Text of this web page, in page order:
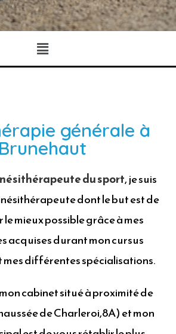
générale à
Brunehaut
du sport, je suis
dont le but est de
mieux possible grâce à mes
acquises durant mon cursus
différentes spécialisations.
cabinet situé à proximité de
de Charleroi,8A) et mon